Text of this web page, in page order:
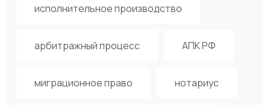
исполнительное производство
арбитражный процесс АПК РФ
миграционное право нотариус